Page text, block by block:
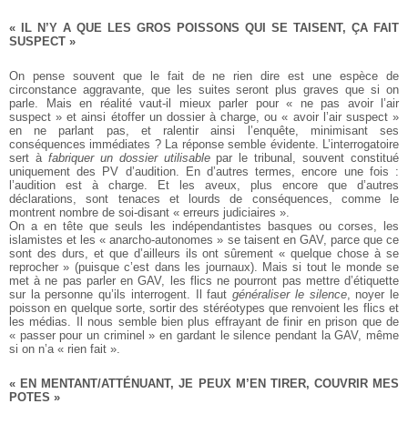
« IL N’Y A QUE LES GROS POISSONS QUI SE TAISENT, ÇA FAIT
SUSPECT »
On pense souvent que le fait de ne rien dire est une espèce de
circonstance aggravante, que les suites seront plus graves que si on
parle. Mais en réalité vaut-il mieux parler pour « ne pas avoir l’air
suspect » et ainsi étoffer un dossier à charge, ou « avoir l’air suspect »
en ne parlant pas, et ralentir ainsi l’enquête, minimisant ses
conséquences immédiates ? La réponse semble évidente. L’interrogatoire
sert à fabriquer un dossier utilisablepar le tribunal, souvent constitué
uniquement des PV d’audition. En d’autres termes, encore une fois :
l’audition est à charge. Et les aveux, plus encore que d’autres
déclarations, sont tenaces et lourds de conséquences, comme le
montrent nombre de soi-disant « erreurs judiciaires ».
On a en tête que seuls les indépendantistes basques ou corses, les
islamistes et les « anarcho-autonomes » se taisent en GAV, parce que ce
sont des durs, et que d’ailleurs ils ont sûrement « quelque chose à se
reprocher » (puisque c’est dans les journaux). Mais si tout le monde se
met à ne pas parler en GAV, les flics ne pourront pas mettre d’étiquette
sur la personne qu’ils interrogent. Il fautgénéraliser le silence, noyer le
poisson en quelque sorte, sortir des stéréotypes que renvoient les flics et
les médias. Il nous semble bien plus effrayant de finir en prison que de
« passer pour un criminel » en gardant le silence pendant la GAV, même
si on n’a « rien fait ».
« EN MENTANT/ATTÉNUANT, JE PEUX M’EN TIRER, COUVRIR MES
POTES »